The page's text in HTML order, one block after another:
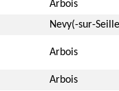
Arbois
Nevy(-sur-
Arbois
Arbois